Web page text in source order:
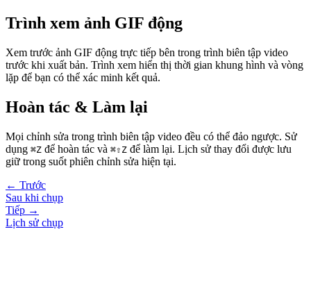
Trình xem ảnh GIF động
Xem trước ảnh GIF động trực tiếp bên trong trình biên tập video
trước khi xuất bản. Trình xem hiển thị thời gian khung hình và vòng
lặp để bạn có thể xác minh kết quả.
Hoàn tác & Làm lại
Mọi chỉnh sửa trong trình biên tập video đều có thể đảo ngược. Sử
dụng ⌘Z để hoàn tác và ⌘⇧Z để làm lại. Lịch sử thay đổi được lưu
giữ trong suốt phiên chỉnh sửa hiện tại.
← Trước
Sau khi chụp
Tiếp →
Lịch sử chụp